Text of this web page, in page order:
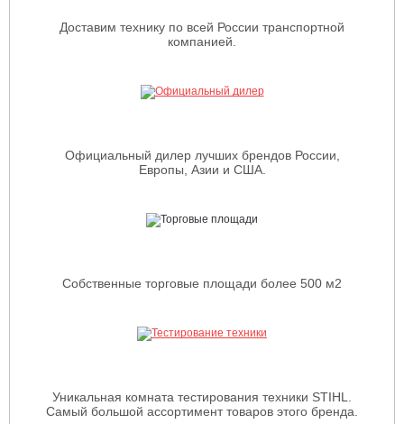
Доставим технику по всей России транспортной
компанией.
Официальный дилер лучших брендов России,
Европы, Азии и США.
Собственные торговые площади более 500 м2
Уникальная комната тестирования техники STIHL.
Самый большой ассортимент товаров этого бренда.